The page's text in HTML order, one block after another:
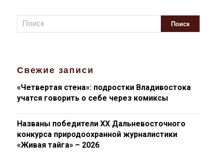
Свежие записи
«Четвертая стена»: подростки Владивостока
учатся говорить о себе через комиксы
Названы победители XX Дальневосточного
конкурса природоохранной журналистики
«Живая тайга» – 2026